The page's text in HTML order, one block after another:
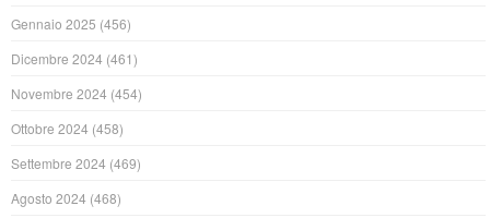
Gennaio 2025 (456)
Dicembre 2024 (461)
Novembre 2024 (454)
Ottobre 2024 (458)
Settembre 2024 (469)
Agosto 2024 (468)